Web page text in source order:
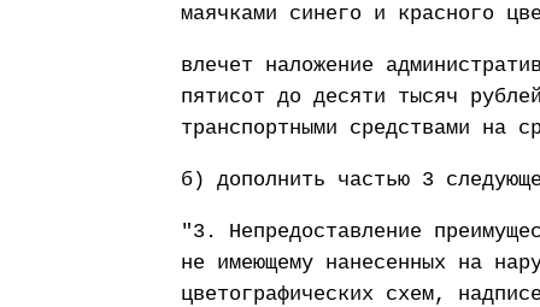
маячками синего и красного
влечет наложение
пятисот до десяти тысяч
транспортными средствами на
б) дополнить частью 3
"3. Непредоставление
не имеющему нанесенных на
цветографических схем,